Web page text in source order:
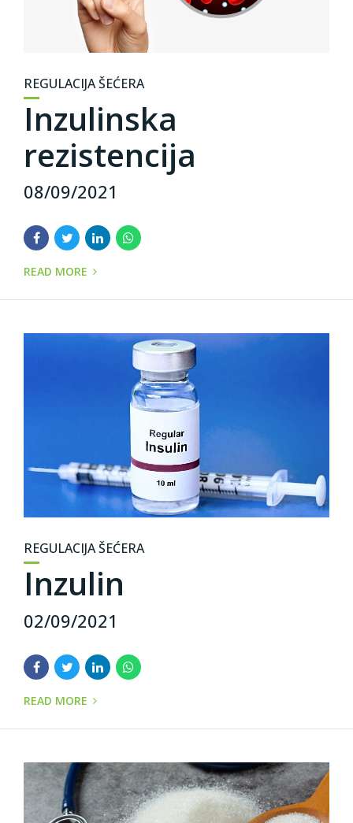
REGULACIJA ŠEĆERA
Inzulinska
rezistencija
08/09/2021
READ MORE
REGULACIJA ŠEĆERA
Inzulin
02/09/2021
READ MORE